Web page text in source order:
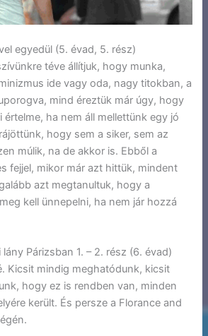
egyedül (5. évad, 5. rész)
téve állítjuk, hogy munka,
ide vagy oda, nagy titokban, a
mind éreztük már úgy, hogy
értelme, ha nem áll mellettünk egy jó
hogy sem a siker, sem az
múlik, na de akkor is. Ebből a
fejjel, mikor már azt hittük, mindent
azt megtanultuk, hogy a
kell ünnepelni, ha nem jár hozzá
lány Párizsban 1. – 2. rész (6. évad)
Kicsit mindig meghatódunk, kicsit
hogy ez is rendben van, minden
került. És persze a Florance and